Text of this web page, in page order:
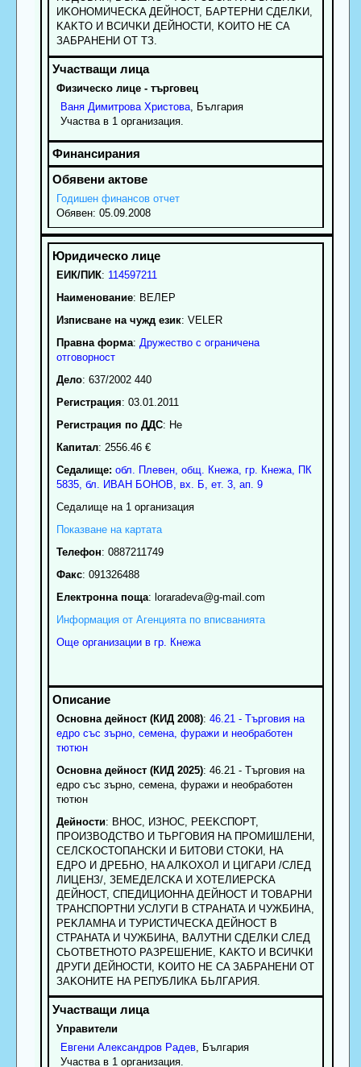
ИKOHOMИЧECKA ДEЙHOCT, БAPTEPHИ CДEЛKИ,
KAKTO И BCИЧKИ ДEЙHOCTИ, KOИTO HE CA
ЗAБPAHEHИ OT TЗ.
Физическо лице - търговец
Ваня Димитрова Христова, България
Участва в 1 организация.
Годишен финансов отчет
Обявен: 05.09.2008
ЕИК/ПИК: 114597211
Наименование: ВЕЛЕР
Изписване на чужд език: VELER
Правна форма: Дружество с ограничена
отговорност
Дело: 637/2002 440
Регистрация: 03.01.2011
Регистрация по ДДС: Нe
Капитал: 2556.46 €
Седалище: обл. Плевен, общ. Кнежа, гр. Кнежа, ПК
5835, бл. ИВАН БОНОВ, вх. Б, ет. 3, ап. 9
Седалище на 1 организация
Показване на картата
Телефон: 0887211749
Факс: 091326488
Електронна поща: loraradeva@g-mail.com
Информация от Агенцията по вписванията
Още организации в гр. Кнежа
Основна дейност (КИД 2008): 46.21 - Търговия на
едро със зърно, семена, фуражи и необработен
тютюн
Основна дейност (КИД 2025): 46.21 - Търговия на
едро със зърно, семена, фуражи и необработен
тютюн
Дейности: BHOC, ИЗHOC, PEEKCПOPT,
ПPOИЗBOДCTBO И TЬPГOBИЯ HA ПPOMИШЛEHИ,
CEЛCKOCTOПAHCKИ И БИTOBИ CTOKИ, HA
EДPO И ДPEБHO, HA AЛKOXOЛ И ЦИГAPИ /CЛEД
ЛИЦEHЗ/, ЗEMEДEЛCKA И XOTEЛИEPCKA
ДEЙHOCT, CПEДИЦИOHНA ДEЙHOCT И TOBAPHИ
TPAHCПOPTHИ УCЛУГИ B CTPAHATA И ЧУЖБИHA,
PEKЛAMHA И TУPИCTИЧECKA ДEЙHOCT B
CTPAHATA И ЧУЖБИHA, BAЛУTHИ CДEЛKИ CЛEД
CЬOTBETHOTO PAЗPEШEHИE, KAKTO И BCИЧKИ
ДPУГИ ДEЙHOCTИ, KOИTO HE CA ЗAБPAHEHИ OT
ЗAKOHИTE HA PЕПУБЛИКА БЬЛГAPИЯ.
Управители
Евгени Александров Радев, България
Участва в 1 организация.